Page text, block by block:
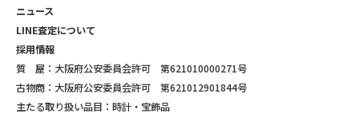
ニュース
LINE査定について
採用情報
質 屋：大阪府公安委員会許可 第621010000271号
古物商：大阪府公安委員会許可 第621012901844号
主たる取り扱い品目：時計・宝飾品